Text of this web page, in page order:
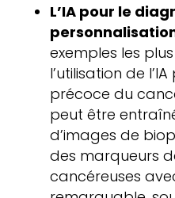
L’IA pour le
exemples les
l’utilisation de
précoce du
peut être
d’images de
des marqueurs
cancéreuses